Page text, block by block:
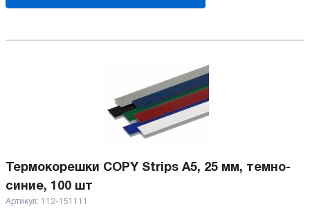
Термокорешки COPY Strips A5, 25 мм, темно-
синие, 100 шт
Артикул: 112-151111